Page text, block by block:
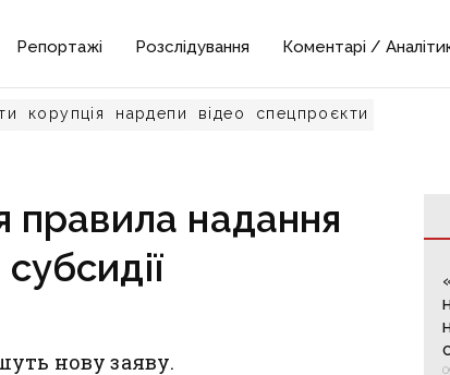
Репортажі Розслідування Коментарі /
корупція нардепи відео спецпроєкти
правила надання
нову заяву.